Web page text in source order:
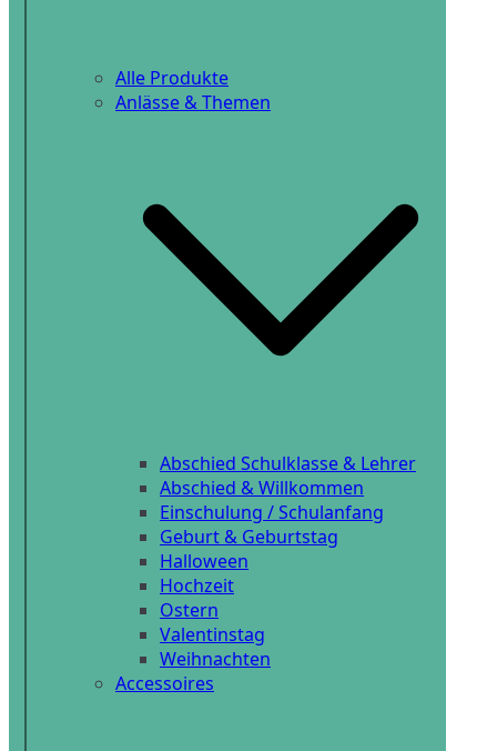
Alle Produkte
Anlässe & Themen
Abschied Schulklasse & Lehrer
Abschied & Willkommen
Einschulung / Schulanfang
Geburt & Geburtstag
Halloween
Hochzeit
Ostern
Valentinstag
Weihnachten
Accessoires